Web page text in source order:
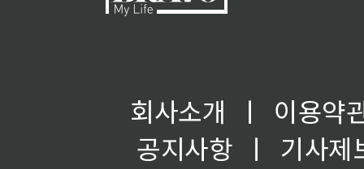
회사소개 ㅣ
이용약
공지사항
ㅣ
기사제